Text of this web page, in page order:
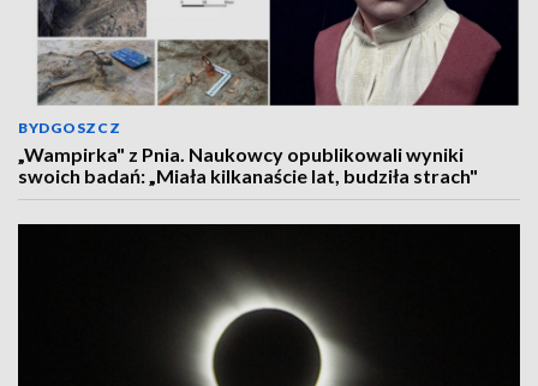
BYDGOSZCZ
„Wampirka" z Pnia. Naukowcy opublikowali wyniki
swoich badań: „Miała kilkanaście lat, budziła strach"